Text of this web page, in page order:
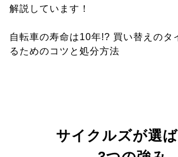
解説しています！
自転車の寿命は10年!? 買い替えのタ
るためのコツと処分方法
サイクルズが選